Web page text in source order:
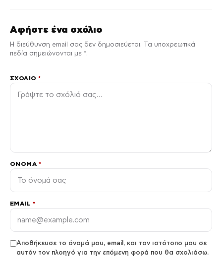
Αφήστε ένα σχόλιο
Η διεύθυνση email σας δεν δημοσιεύεται. Τα υποχρεωτικά
πεδία σημειώνονται με *.
ΣΧΌΛΙΟ*
ΌΝΟΜΑ *
EMAIL *
Αποθήκευσε το όνομά μου, email, και τον ιστότοπο μου σε
αυτόν τον πλοηγό για την επόμενη φορά που θα σχολιάσω.